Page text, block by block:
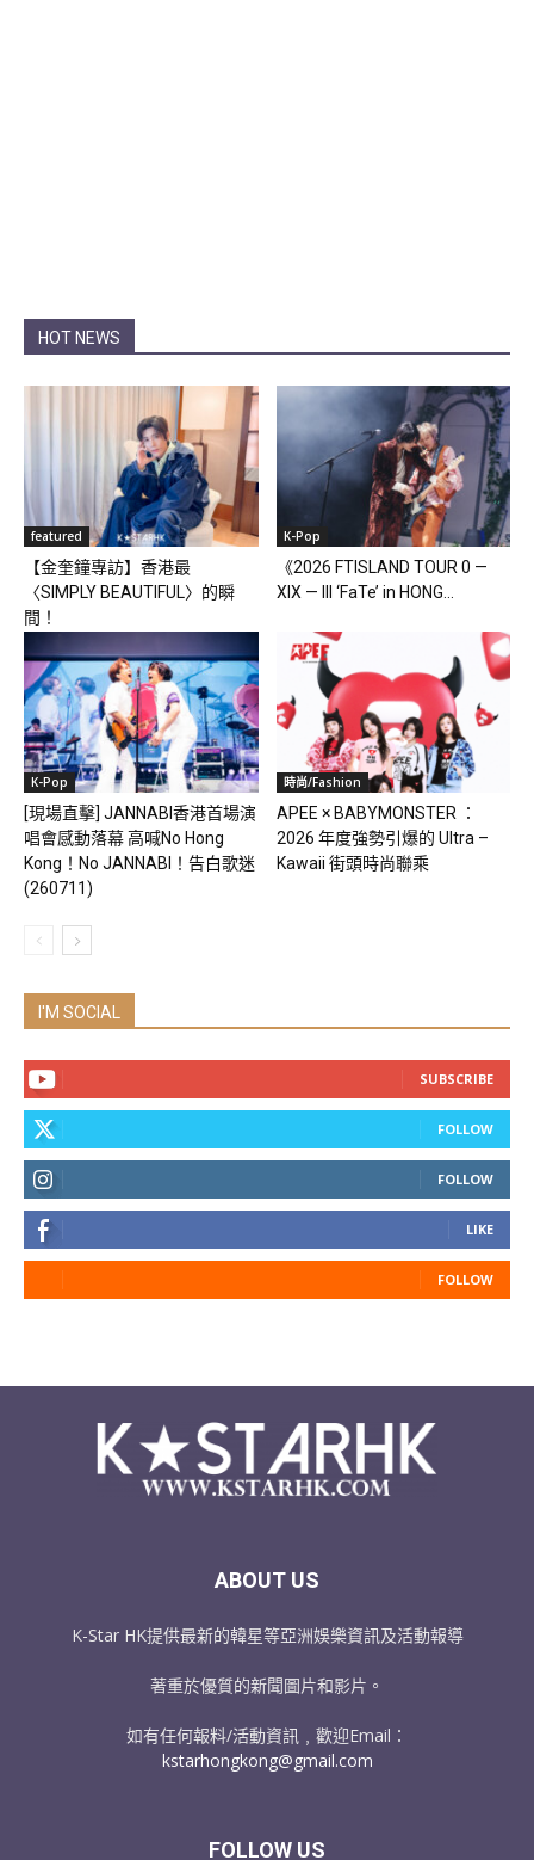
HOT NEWS
featured
【金奎鐘專訪】香港最
〈SIMPLY BEAUTIFUL〉的瞬
間！
K-Pop
《2026 FTISLAND TOUR 0 —
XIX — III ‘FaTe’ in HONG...
K-Pop
[現場直擊] JANNABI香港首場演
唱會感動落幕 高喊No Hong
Kong！No JANNABI！告白歌迷
(260711)
時尚/Fashion
APEE × BABYMONSTER ：
2026 年度強勢引爆的 Ultra –
Kawaii 街頭時尚聯乘
I'M SOCIAL
SUBSCRIBE
FOLLOW
FOLLOW
LIKE
FOLLOW
ABOUT US
K-Star HK提供最新的韓星等亞洲娛樂資訊及活動報導
著重於優質的新聞圖片和影片。
如有任何報料/活動資訊﹐歡迎Email：
kstarhongkong@gmail.com
FOLLOW US